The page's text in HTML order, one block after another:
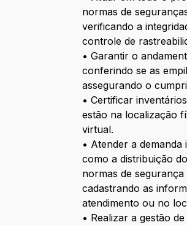
normas de
verificando a
controle de
• Garantir o
conferindo se as
assegurando o
• Certificar
estão na localização
virtual.
• Atender a
como a distribuição
normas de
cadastrando as
atendimento ou no
• Realizar a gestão